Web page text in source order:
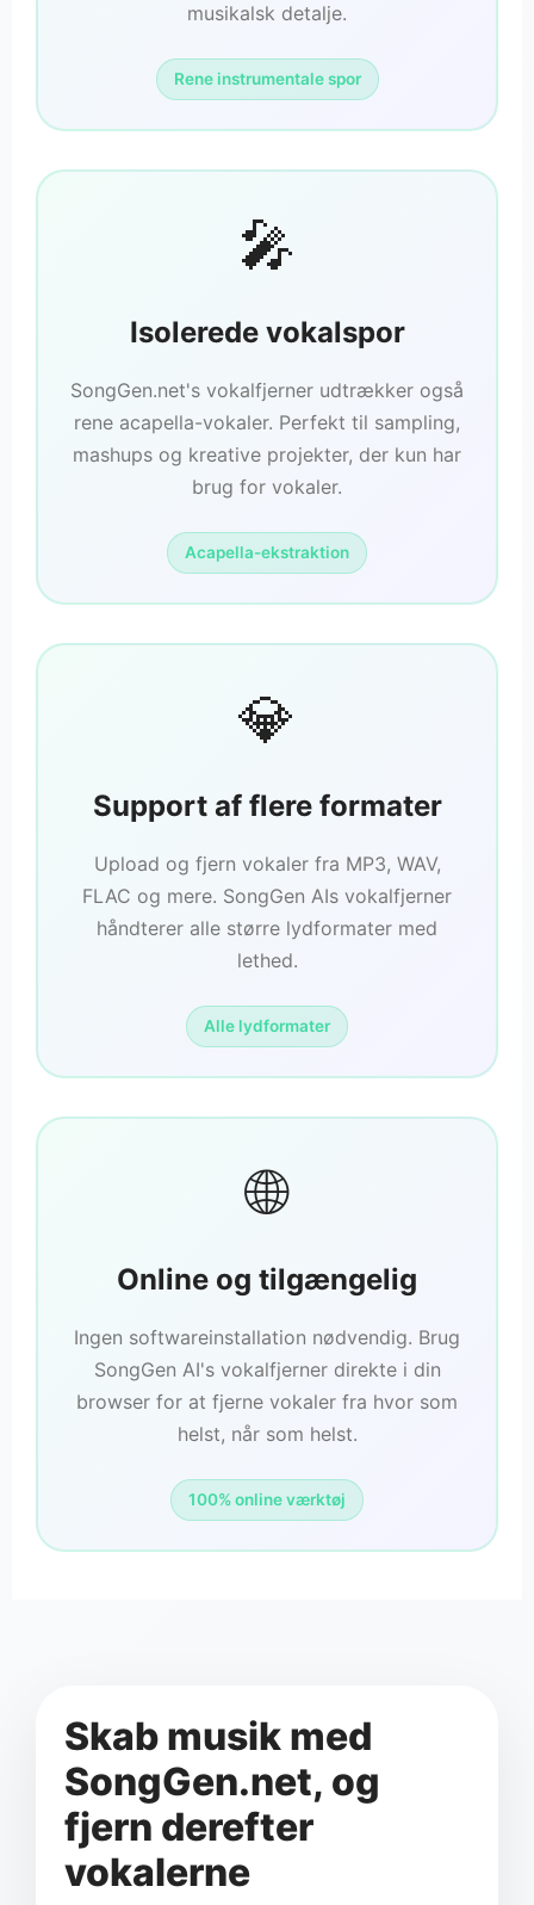
musikalsk detalje.
Rene instrumentale spor
🎤
Isolerede vokalspor
SongGen.net's vokalfjerner udtrækker også
rene acapella-vokaler. Perfekt til sampling,
mashups og kreative projekter, der kun har
brug for vokaler.
Acapella-ekstraktion
💎
Support af flere formater
Upload og fjern vokaler fra MP3, WAV,
FLAC og mere. SongGen AIs vokalfjerner
håndterer alle større lydformater med
lethed.
Alle lydformater
🌐
Online og tilgængelig
Ingen softwareinstallation nødvendig. Brug
SongGen AI's vokalfjerner direkte i din
browser for at fjerne vokaler fra hvor som
helst, når som helst.
100% online værktøj
Skab musik med
SongGen.net, og
fjern derefter
vokalerne